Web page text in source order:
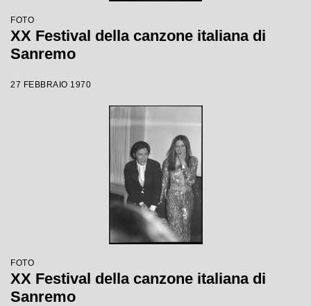
FOTO
XX Festival della canzone italiana di
Sanremo
27 FEBBRAIO 1970
FOTO
XX Festival della canzone italiana di
Sanremo